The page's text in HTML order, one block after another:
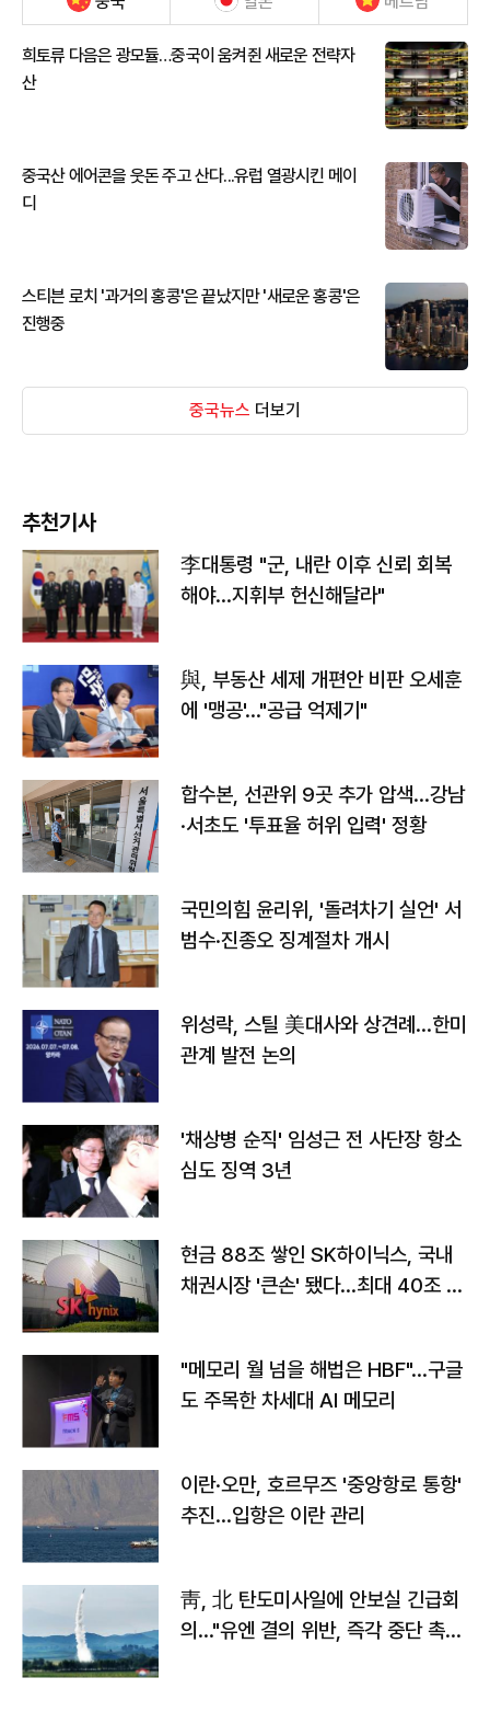
희토류 다음은 광모듈…중국이 움켜쥔 새로운 전략자
산
중국산 에어콘을 웃돈 주고 산다...유럽 열광시킨 메이
디
스티븐 로치 '과거의 홍콩'은 끝났지만 '새로운 홍콩'은
진행중
중국뉴스 더보기
추천기사
李대통령 "군, 내란 이후 신뢰 회복
해야…지휘부 헌신해달라"
與, 부동산 세제 개편안 비판 오세훈
에 '맹공'…"공급 억제기"
합수본, 선관위 9곳 추가 압색…강남
·서초도 '투표율 허위 입력' 정황
국민의힘 윤리위, '돌려차기 실언' 서
범수·진종오 징계절차 개시
위성락, 스틸 美대사와 상견례…한미
관계 발전 논의
'채상병 순직' 임성근 전 사단장 항소
심도 징역 3년
현금 88조 쌓인 SK하이닉스, 국내
채권시장 '큰손' 됐다…최대 40조 투
"메모리 월 넘을 해법은 HBF"…구글
도 주목한 차세대 AI 메모리
이란·오만, 호르무즈 '중앙항로 통항'
추진…입항은 이란 관리
靑, 北 탄도미사일에 안보실 긴급회
의…"유엔 결의 위반, 즉각 중단 촉